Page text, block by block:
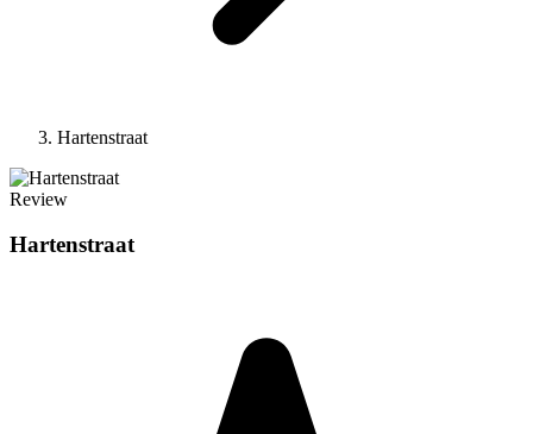
Hartenstraat
Review
Hartenstraat